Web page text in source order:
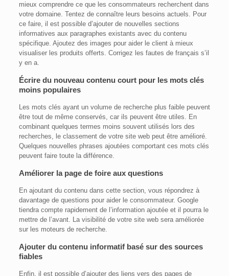
mieux comprendre ce que les consommateurs recherchent dans
votre domaine. Tentez de connaître leurs besoins actuels. Pour
ce faire, il est possible d’ajouter de nouvelles sections
informatives aux paragraphes existants avec du contenu
spécifique. Ajoutez des images pour aider le client à mieux
visualiser les produits offerts. Corrigez les fautes de français s’il
y en a.
Écrire du nouveau contenu court pour les mots clés
moins populaires
Les mots clés ayant un volume de recherche plus faible peuvent
être tout de même conservés, car ils peuvent être utiles. En
combinant quelques termes moins souvent utilisés lors des
recherches, le classement de votre site web peut être amélioré.
Quelques nouvelles phrases ajoutées comportant ces mots clés
peuvent faire toute la différence.
Améliorer la page de foire aux questions
En ajoutant du contenu dans cette section, vous répondrez à
davantage de questions pour aider le consommateur. Google
tiendra compte rapidement de l’information ajoutée et il pourra le
mettre de l’avant. La visibilité de votre site web sera améliorée
sur les moteurs de recherche.
Ajouter du contenu informatif basé sur des sources
fiables
Enfin, il est possible d’ajouter des liens vers des pages de